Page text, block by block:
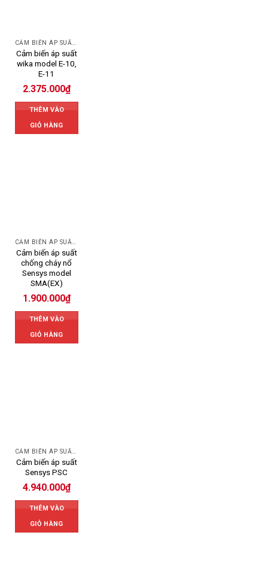
Cảm biến áp suất
wika model E-10,
E-11
2.375.000₫
THÊM VÀO
GIỎ HÀNG
Cảm biến áp suất
chống cháy nổ
Sensys model
SMA(EX)
1.900.000₫
THÊM VÀO
GIỎ HÀNG
CẢM BIẾN ÁP SUẤT SENSYS
Cảm biến áp suất
Sensys PSC
4.940.000₫
THÊM VÀO
GIỎ HÀNG